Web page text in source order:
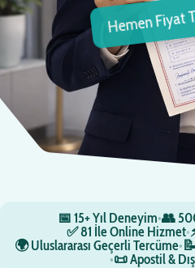
Hemen Fiyat
📅 15+ Yıl Deneyim•👥
✅ 81 İle Online Hizmet•
🌍 Uluslararası Geçerli Tercüme•
•📜 Apostil &